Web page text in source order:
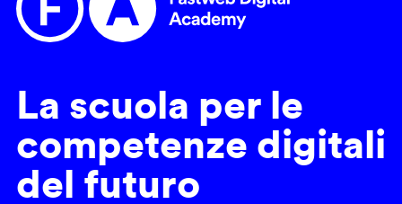
La scuola per le
competenze digitali
del futuro